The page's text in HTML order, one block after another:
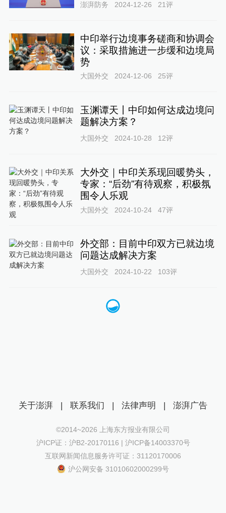
澎湃防务 2024-12-26 21评
中印举行边境事务磋商和协调会
议：采取措施进一步缓和边境局
势
大国外交 2024-12-06 25评
玉渊谭天丨中印如何达成边境问
题解决方案？
大国外交 2024-10-28 12评
大外交｜中印关系现回暖势头，
专家：“后劲”有待观察，积极氛
围令人乐观
大国外交 2024-10-24 47评
外交部：目前中印双方已就边境
问题达成解决方案
大国外交 2024-10-22 103评
关于澎湃 | 联系我们 | 法律声明 | 澎湃广告
©2014~2026 上海东方报业有限公司
沪ICP证：沪B2-20170116 | 沪ICP备14003370号
互联网新闻信息服务许可证：31120170006
沪公网安备 31010602000299号